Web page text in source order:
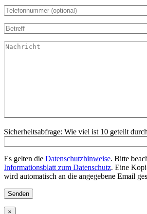
Sicherheitsabfrage: Wie viel ist 10 geteilt
Es gelten die Datenschutzhinweise. Bitte
Informationsblatt zum Datenschutz. Eine
wird automatisch an die angegebene Email
×